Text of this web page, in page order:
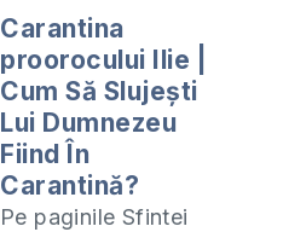
Carantina
proorocului Ilie |
Cum Să Slujești
Lui Dumnezeu
Fiind În
Carantină?
Pe paginile Sfintei